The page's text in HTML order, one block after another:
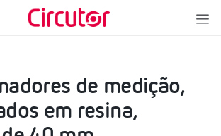
Transformadores de corrente AC
de medição,
em resina,